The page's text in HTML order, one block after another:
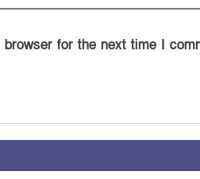
for the next time I